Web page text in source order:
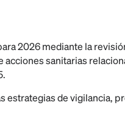
2026 mediante la
sanitarias
estrategias de vigilancia,